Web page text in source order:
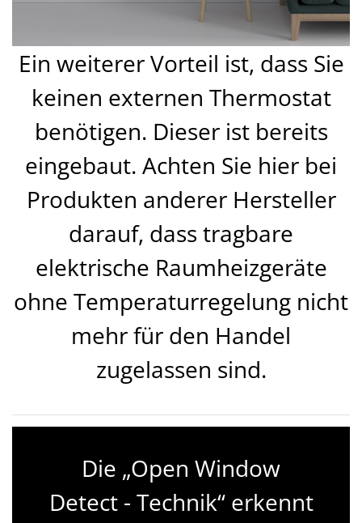
Ein weiterer Vorteil ist, dass Sie
keinen externen Thermostat
benötigen. Dieser ist bereits
eingebaut. Achten Sie hier bei
Produkten anderer Hersteller
darauf, dass tragbare
elektrische Raumheizgeräte
ohne Temperaturregelung nicht
mehr für den Handel
zugelassen sind.
Die „Open Window
Detect - Technik“ erkennt